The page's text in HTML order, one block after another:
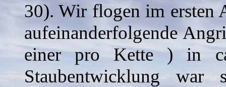
30). Wir flogen im
aufeinanderfolgende
einer pro Kette ) in
Staubentwicklung war